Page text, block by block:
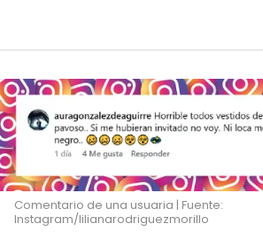
Comentario de una usuaria | Fuente:
Instagram/lilianarodriguezmorillo